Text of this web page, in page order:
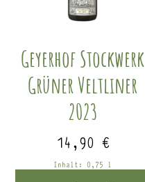
Geyerhof Stockwerk
Grüner Veltliner
2023
14,90 €
Inhalt: 0,75 l